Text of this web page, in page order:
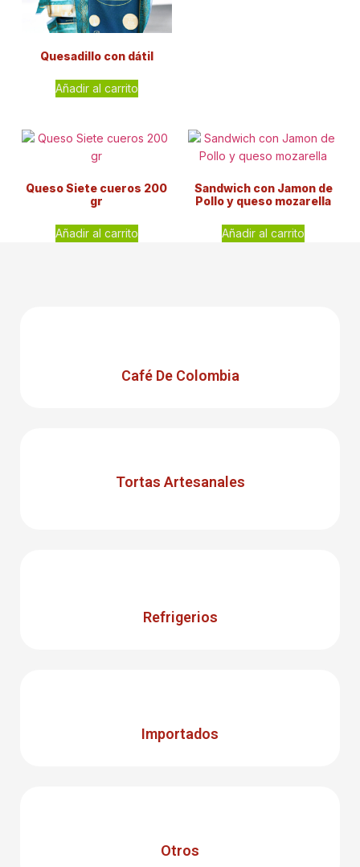
Quesadillo con dátil
Añadir al carrito
Queso Siete cueros 200
gr
Añadir al carrito
Sandwich con Jamon de
Pollo y queso mozarella
Añadir al carrito
Café De Colombia
Tortas Artesanales
Refrigerios
Importados
Otros